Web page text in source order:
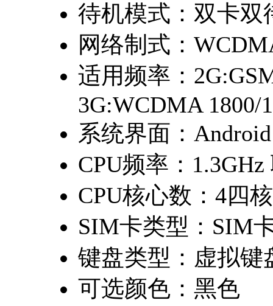
待机模式： 双卡双
网络制式：
适用频率：
3G:WCDMA 1800/
系统界面：
CPU频率：
CPU核心数： 4四核
SIM卡类型： SIM
键盘类型： 虚拟键
可选颜色： 黑色